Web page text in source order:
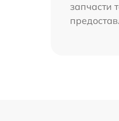
запчасти